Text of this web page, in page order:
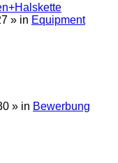
» in Equipment
» in Bewerbung